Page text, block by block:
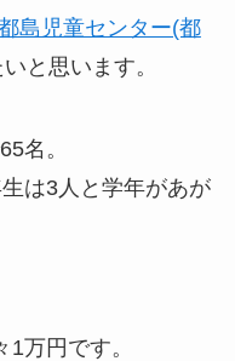
島児童センター(都
と思います。
名。
は3人と学年があが
万円です。